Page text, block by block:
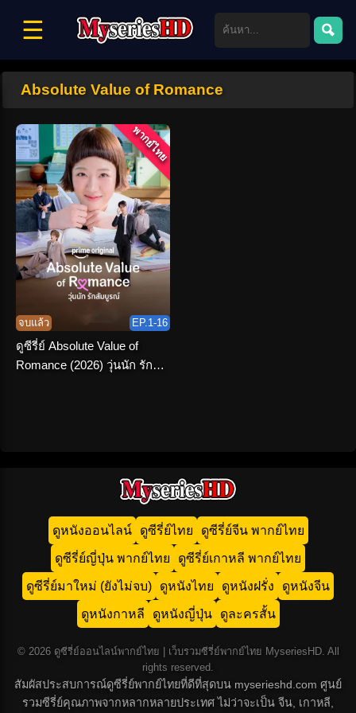
☰
Absolute Value of Romance
จบแล้ว EP.1-16
พากย์ไทย
ดูซีรี่ย์ Absolute Value of
Romance (2026) วุ่นนัก รัก
ดูหนังออนไลน์ ดูซีรี่ย์ไทย ดูซีรี่ย์จีน พากย์ไทย
ดูซีรี่ย์ญี่ปุ่น พากย์ไทย ดูซีรี่ย์เกาหลี พากย์ไทย
ดูซีรี่ย์มาใหม่ (ยังไม่จบ) ดูหนังไทย ดูหนังฝรั่ง ดูหนังจีน
ดูหนังกาหลี ดูหนังญี่ปุ่น ดูละครสั้น
© 2026 ดูซีรี่ย์ออนไลน์พากย์ไทย | เว็บรวมซีรี่ย์พากย์ไทย MyseriesHD. All
rights reserved.
สัมผัสประสบการณ์ดูซีรี่ย์พากย์ไทยที่ดีที่สุดบน myserieshd.com ศูนย์
รวมซีรี่ย์คุณภาพจากหลากหลายประเทศ ไม่ว่าจะเป็น จีน, เกาหลี,